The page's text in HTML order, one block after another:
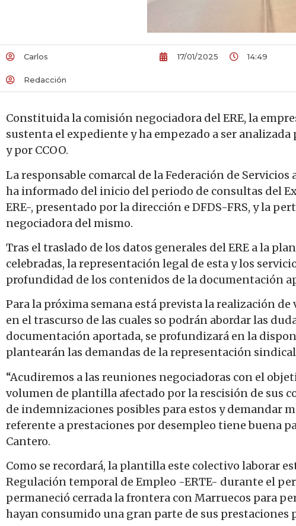
Carlos
Redacción
17/01/2025 14:49
Constituida la comisión negociadora del ERE, la
sustenta el expediente y ha empezado a ser
y por CCOO.
La responsable comarcal de la Federación de Servicios
ha informado del inicio del periodo de consultas del
ERE-, presentado por la dirección e DFDS-FRS, y la
negociadora del mismo.
Tras el traslado de los datos generales del ERE a la
celebradas, la representación legal de esta y los
profundidad de los contenidos de la documentación
Para la próxima semana está prevista la realización
en el trascurso de las cuales so podrán abordar las
documentación aportada, se profundizará en la
plantearán las demandas de la representación
“Acudiremos a las reuniones negociadoras con el
volumen de plantilla afectado por la rescisión de sus
de indemnizaciones posibles para estos y demandar
referente a prestaciones por desempleo tiene buena
Cantero.
Como se recordará, la plantilla este colectivo laborar
Regulación temporal de Empleo -ERTE- durante el
permaneció cerrada la frontera con Marruecos para
hayan consumido una gran parte de sus prestaciones